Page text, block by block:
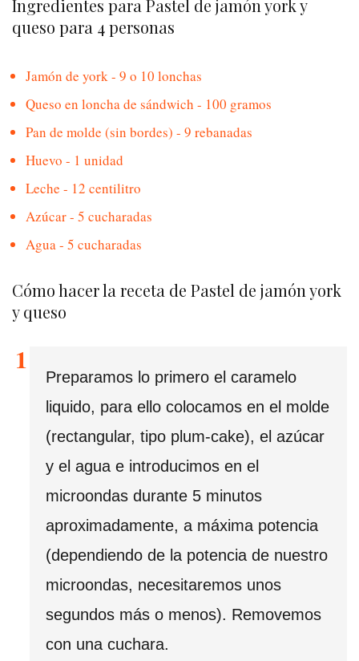
Ingredientes para Pastel de jamón york y
queso para 4 personas
Jamón de york - 9 o 10 lonchas
Queso en loncha de sándwich - 100 gramos
Pan de molde (sin bordes) - 9 rebanadas
Huevo - 1 unidad
Leche - 12 centilitro
Azúcar - 5 cucharadas
Agua - 5 cucharadas
Cómo hacer la receta de Pastel de jamón york
y queso
Preparamos lo primero el caramelo
liquido, para ello colocamos en el molde
(rectangular, tipo plum-cake), el azúcar
y el agua e introducimos en el
microondas durante 5 minutos
aproximadamente, a máxima potencia
(dependiendo de la potencia de nuestro
microondas, necesitaremos unos
segundos más o menos). Removemos
con una cuchara.